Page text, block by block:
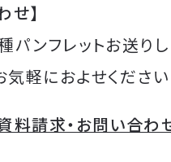
せ】
パンフレットお送りし
軽におよせください
料請求・お問い合わ